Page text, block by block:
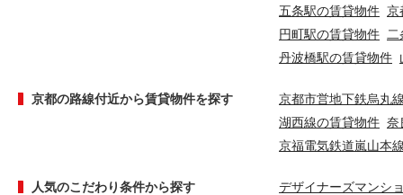
五条駅の賃貸物件 京
円町駅の賃貸物件
丹波橋駅の賃貸物件
京都の路線付近から賃貸物件を探す
京都市営地下鉄烏丸
湖西線の賃貸物件 奈
京福電気鉄道嵐山本
人気のこだわり条件から探す
デザイナーズマンシ